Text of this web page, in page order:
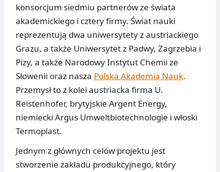
konsorcjum siedmiu partnerów ze świata
akademickiego i cztery firmy. Świat nauki
reprezentują dwa uniwersytety z austriackiego
Grazu, a także Uniwersytet z Padwy, Zagrzebia i
Pizy, a także Narodowy Instytut Chemii ze
Słowenii oraz nasza Polska Akademia Nauk.
Przemysł to z kolei austriacka firma U.
Reistenhofer, brytyjskie Argent Energy,
niemiecki Argus Umweltbiotechnologie i włoski
Termoplast.
Jednym z głównych celów projektu jest
stworzenie zakładu produkcyjnego, który